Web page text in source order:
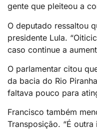
gente que pleiteou a
O deputado ressaltou
presidente Lula.
caso continue a
O parlamentar citou
da bacia do Rio
faltava pouco para
Francisco também
Transposição. “É